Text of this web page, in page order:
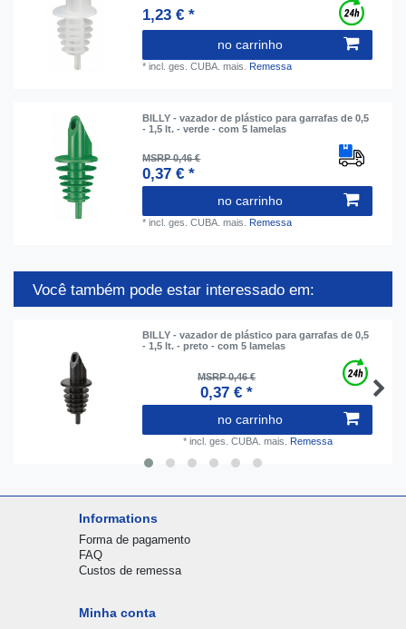
1,23 € *
no carrinho
*incl. ges. CUBA. mais. Remessa
BILLY - vazador de plástico para garrafas de 0,5
- 1,5 lt. - verde - com 5 lamelas
MSRP 0,46 €
0,37 € *
no carrinho
*incl. ges. CUBA. mais. Remessa
Você também pode estar interessado em:
BILLY - vazador de plástico para garrafas de 0,5
- 1,5 lt. - preto - com 5 lamelas
MSRP 0,46 €
0,37 € *
no carrinho
* incl. ges. CUBA. mais. Remessa
Informations
Forma de pagamento
FAQ
Custos de remessa
Minha conta